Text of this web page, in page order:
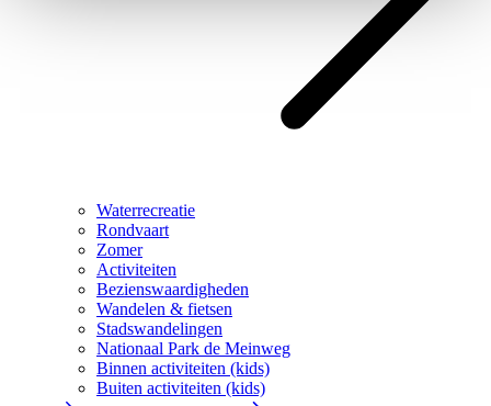
Waterrecreatie
Rondvaart
Zomer
Activiteiten
Bezienswaardigheden
Wandelen & fietsen
Stadswandelingen
Nationaal Park de Meinweg
Binnen activiteiten (kids)
Buiten activiteiten (kids)